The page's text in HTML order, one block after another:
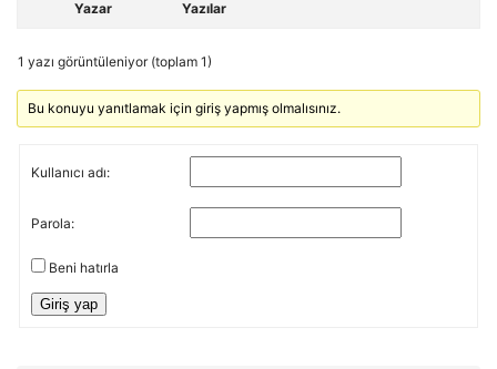
Yazar Yazılar
1 yazı görüntüleniyor (toplam 1)
Bu konuyu yanıtlamak için giriş yapmış olmalısınız.
Kullanıcı adı:
Parola:
Beni hatırla
Giriş yap